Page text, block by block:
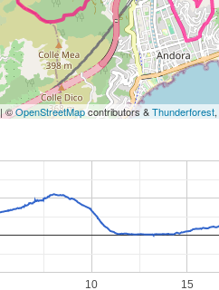
| ©OpenStreetMapcontributors &Thunderforest